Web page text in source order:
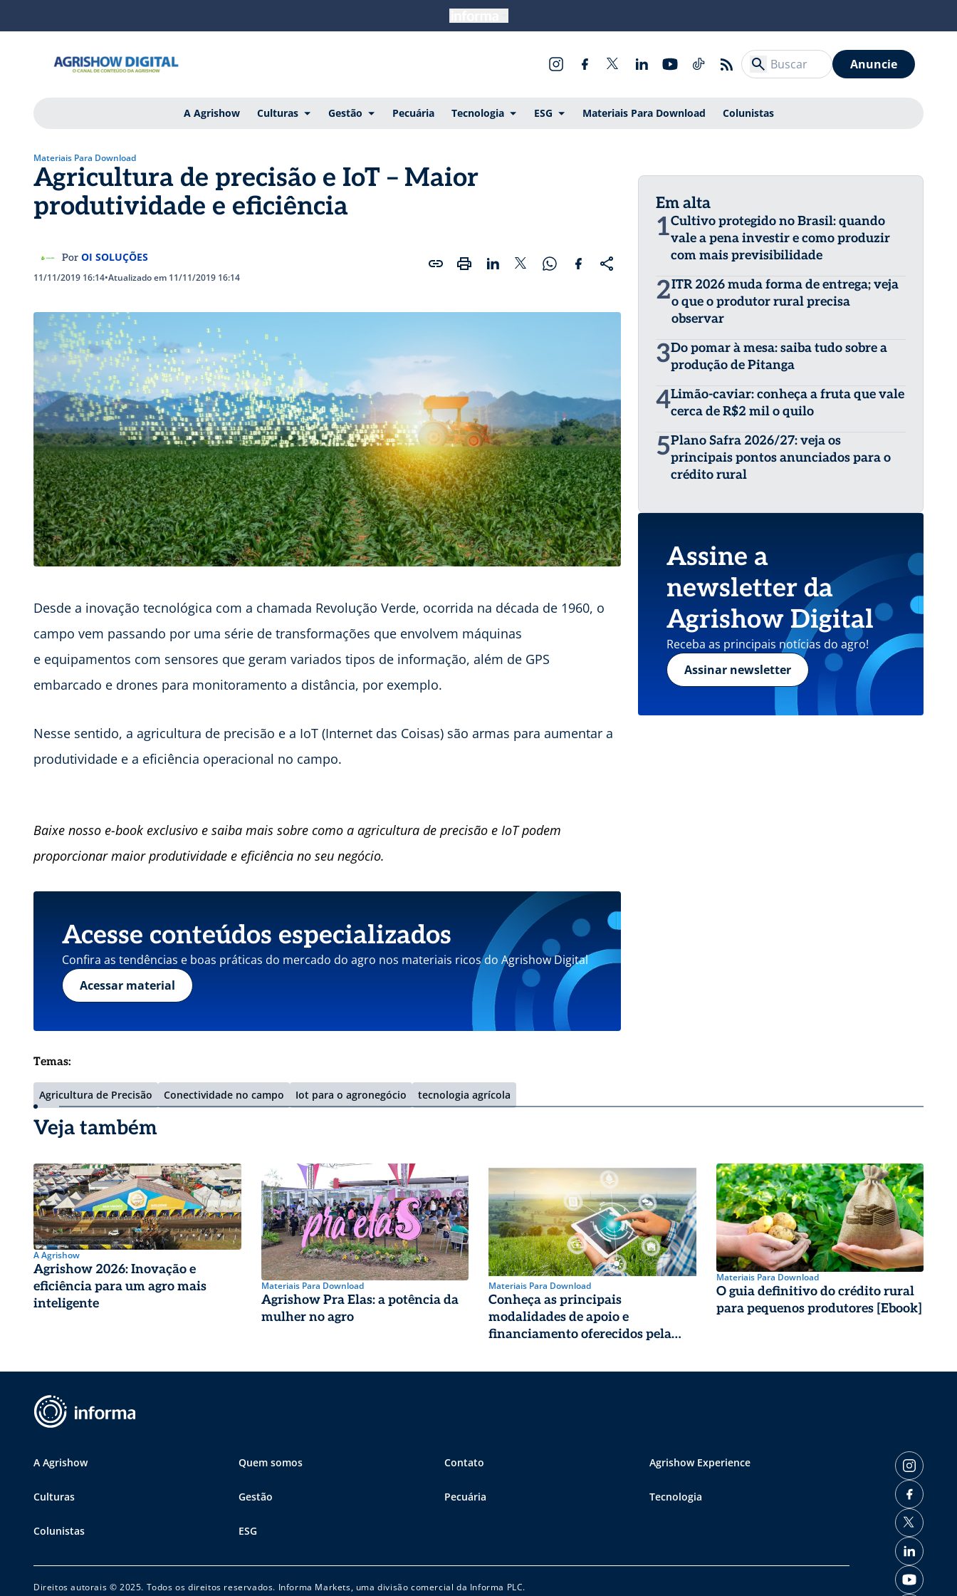
Anuncie
A Agrishow Culturas Gestão Pecuária Tecnologia ESG Materiais Para Download Colunistas
Materiais Para Download
Agricultura de precisão e IoT – Maior
produtividade e eficiência
Por OI SOLUÇÕES
11/11/2019 16:14•Atualizado em 11/11/2019 16:14
Desde a inovação tecnológica com a chamada Revolução Verde, ocorrida na década de 1960, o
campo vem passando por uma série de transformações que envolvem máquinas
e equipamentos com sensores que geram variados tipos de informação, além de GPS
embarcado e drones para monitoramento a distância, por exemplo.
Nesse sentido, a agricultura de precisão e a IoT (Internet das Coisas) são armas para aumentar a
produtividade e a eficiência operacional no campo.
Baixe nosso e-book exclusivo e saiba mais sobre como a agricultura de precisão e IoT podem
proporcionar maior produtividade e eficiência no seu negócio.
Acesse conteúdos especializados
Confira as tendências e boas práticas do mercado do agro nos materiais ricos do Agrishow Digital
Acessar material
Temas:
Agricultura de Precisão Conectividade no campo Iot para o agronegócio tecnologia agrícola
Em alta
1Cultivo protegido no Brasil: quando
vale a pena investir e como produzir
com mais previsibilidade
2ITR 2026 muda forma de entrega; veja
o que o produtor rural precisa
observar
3Do pomar à mesa: saiba tudo sobre a
produção de Pitanga
4Limão-caviar: conheça a fruta que vale
cerca de R$2 mil o quilo
5Plano Safra 2026/27: veja os
principais pontos anunciados para o
crédito rural
Assine a
newsletter da
Agrishow Digital
Receba as principais notícias do agro!
Assinar newsletter
Veja também
A Agrishow
Agrishow 2026: Inovação e
eficiência para um agro mais
inteligente
Materiais Para Download
Agrishow Pra Elas: a potência da
mulher no agro
Materiais Para Download
Conheça as principais
modalidades de apoio e
financiamento oferecidos pela
Materiais Para Download
O guia definitivo do crédito rural
para pequenos produtores [Ebook]
A Agrishow Quem somos Contato Agrishow Experience
Culturas Gestão Pecuária Tecnologia
Colunistas ESG
Direitos autorais © 2025. Todos os direitos reservados. Informa Markets, uma divisão comercial da Informa PLC.